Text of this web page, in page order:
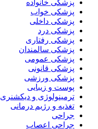
پزشکی خانواده
پزشکی خواب
پزشکی داخلی
پزشکی درد
پزشکی رفتاری
پزشکی سالمندان
پزشکی عمومی
پزشکی قانونی
پزشکی ورزشی
پوست و زیبایی
ترمینولوژی و دیکشنری
تغذیه و رژیم درمانی
جراحی
جراحی اعصاب